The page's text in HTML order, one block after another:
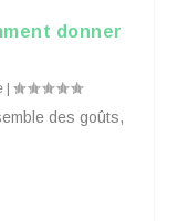
donner
|
des goûts,